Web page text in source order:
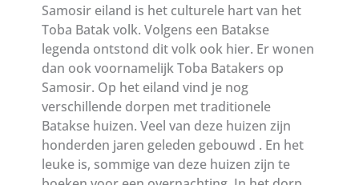
Samosir eiland is het culturele hart van het
Toba Batak volk. Volgens een Batakse
legenda ontstond dit volk ook hier. Er wonen
dan ook voornamelijk Toba Batakers op
Samosir. Op het eiland vind je nog
verschillende dorpen met traditionele
Batakse huizen. Veel van deze huizen zijn
honderden jaren geleden gebouwd . En het
leuke is, sommige van deze huizen zijn te